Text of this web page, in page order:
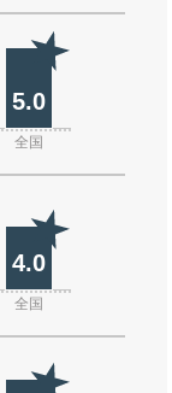
5.0
全国
4.0
全国